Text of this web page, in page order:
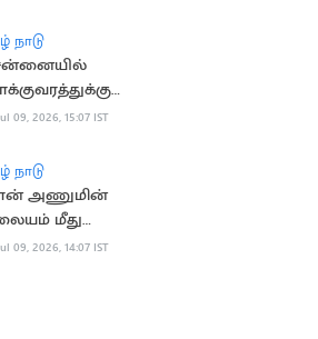
நாடு
2,243
09, 2026, 15:07 IST
நாடு
அணுமின்
மீது
ஏவுகணை
09, 2026, 14:07 IST